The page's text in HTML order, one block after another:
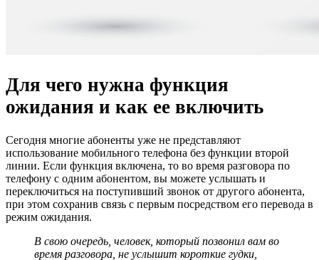
Для чего нужна функция
ожидания и как ее включить
Сегодня многие абоненты уже не представляют
использование мобильного телефона без функции второй
линии. Если функция включена, то во время разговора по
телефону с одним абонентом, вы можете услышать и
переключиться на поступивший звонок от другого абонента,
при этом сохранив связь с первым посредством его перевода в
режим ожидания.
В свою очередь, человек, который позвонил вам во
время разговора, не услышит короткие гудки,